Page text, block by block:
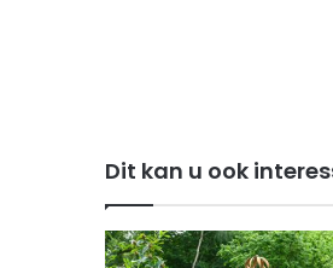
Dit kan u ook